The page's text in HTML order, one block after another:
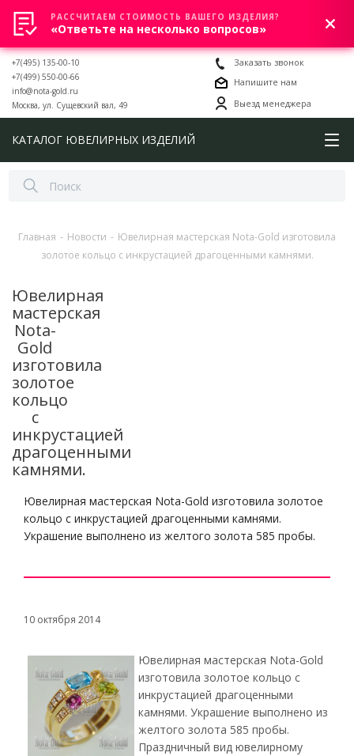
0
+7(495) 135-00-10
+7(499) 550-00-66
info@nota-gold.ru
Москва, ул. Сущевский вал, 49
Заказать звонок
Напишите нам
Выезд менеджера
КАТАЛОГ ЮВЕЛИРНЫХ ИЗДЕЛИЙ
Главная - Новости - Ювелирная мастерская Nota-Gold изготовила
золотое кольцо с инкрустацией драгоценными камнями.
Ювелирная
мастерская
Nota-
Gold
изготовила
золотое
кольцо
с
инкрустацией
драгоценными
камнями.
Ювелирная мастерская Nota-Gold изготовила золотое
кольцо с инкрустацией драгоценными камнями.
Украшение выполнено из желтого золота 585 пробы.
10 октября 2014
Ювелирная мастерская Nota-Gold
изготовила золотое кольцо с
инкрустацией драгоценными
камнями. Украшение выполнено из
желтого золота 585 пробы.
Праздничный вид ювелирному
РАССЧИТАЕМ СТОИМОСТЬ ВАШЕГО ИЗДЕЛИЯ?
«Ответьте на несколько вопросов»